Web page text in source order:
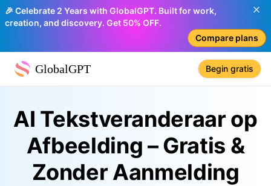
🎉 Celebrate 2 Years with GlobalGPT. Built for work,
creation, and discovery. Get 50% OFF.
Compare plans
GlobalGPT Begin gratis
AI Tekstveranderaar op
Afbeelding – Gratis &
Zonder Aanmelding